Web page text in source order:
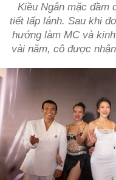
Kiều Ngân mặc đầm
tiết lấp lánh. Sau khi
hướng làm MC và
vài năm, cô được